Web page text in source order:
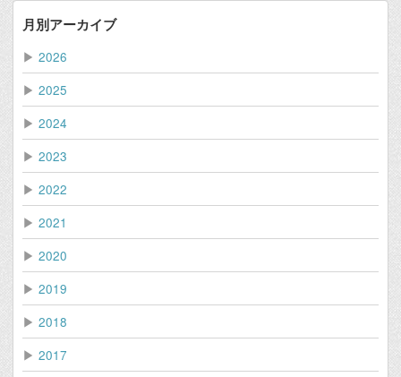
月別アーカイブ
▶ 2026
▶ 2025
▶ 2024
▶ 2023
▶ 2022
▶ 2021
▶ 2020
▶ 2019
▶ 2018
▶ 2017